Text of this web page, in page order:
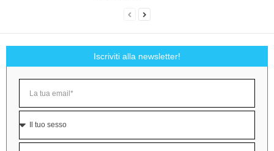
Iscriviti alla newsletter!